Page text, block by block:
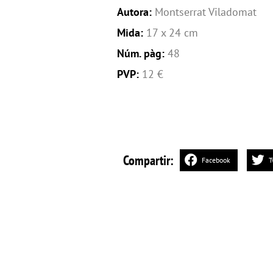
Autora: Montserrat Viladomat
Mida: 17 x 24 cm
Núm. pàg: 48
PVP: 12 €
Compartir: Facebook